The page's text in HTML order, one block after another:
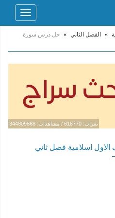
Toggle
» الفصل الثاني » حل درس سورة
نقرات: 616770 / مشاهدات: 344809868
اسلامية فصل ثاني